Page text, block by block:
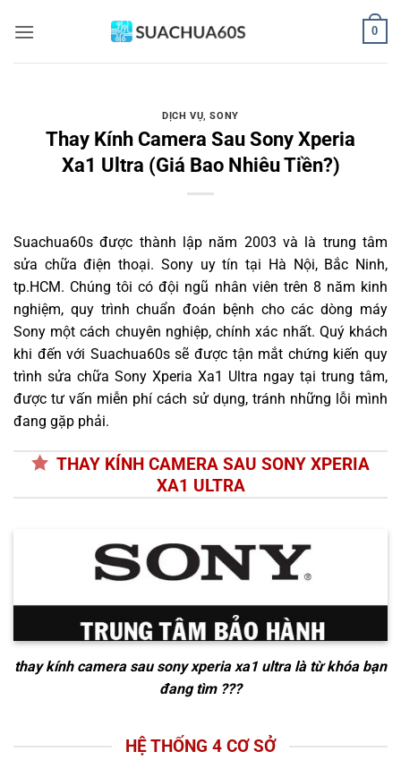
qua
0
DỊCH VỤ,SONY
Thay Kính Camera Sau Sony Xperia
Xa1 Ultra (Giá Bao Nhiêu Tiền?)
Suachua60s được thành lập năm 2003 và là trung tâm
sửa chữa điện thoại. Sony uy tín tại Hà Nội, Bắc Ninh,
tp.HCM. Chúng tôi có đội ngũ nhân viên trên 8 năm kinh
nghiệm, quy trình chuẩn đoán bệnh cho các dòng máy
Sony một cách chuyên nghiệp, chính xác nhất. Quý khách
khi đến với Suachua60s sẽ được tận mắt chứng kiến quy
trình sửa chữa Sony Xperia Xa1 Ultra ngay tại trung tâm,
được tư vấn miễn phí cách sử dụng, tránh những lỗi mình
đang gặp phải.
THAY KÍNH CAMERA SAU SONY XPERIA
XA1 ULTRA
thay kính camera sau sony xperia xa1 ultralà từ khóa bạn
đang tìm ???
HỆ THỐNG 4 CƠ SỞ